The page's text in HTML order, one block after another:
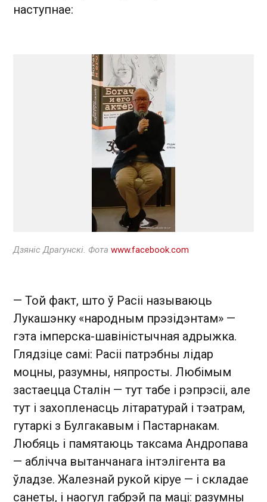
наступнае:
Дзяніс Драгунскі. Фота www.facebook.com
— Той факт, што ў Расіі называюць
Лукашэнку «народным прэзідэнтам» —
гэта імперска-шавіністычная адрыжка.
Глядзіце самі: Расіі патрэбны лідар
моцны, разумны, няпросты. Любімым
застаецца Сталін — тут табе і рэпрэсіі, але
тут і захопленасць літаратурай і тэатрам,
гутаркі з Булгакавым і Пастарнакам.
Любяць і памятаюць таксама Андропава
— аблічча вытанчанага інтэлігента ва
ўладзе. Жалезнай рукой кіруе — і складае
санеты, і наогул габрэй па маці: разумны